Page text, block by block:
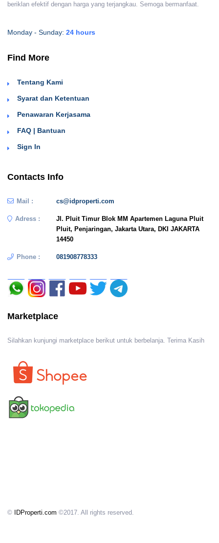
beriklan efektif dengan harga yang terjangkau. Semoga bermanfaat.
Monday - Sunday: 24 hours
Find More
Tentang Kami
Syarat dan Ketentuan
Penawaran Kerjasama
FAQ | Bantuan
Sign In
Contacts Info
Mail : cs@idproperti.com
Adress :
Jl. Pluit Timur Blok MM Apartemen Laguna Pluit
Pluit, Penjaringan, Jakarta Utara, DKI JAKARTA
14450
Phone : 081908778333
Marketplace
Silahkan kunjungi marketplace berikut untuk berbelanja. Terima Kasih
© IDProperti.com ©2017. All rights reserved.